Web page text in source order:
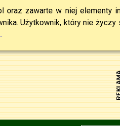
zawarte w niej elementy
Użytkownik, który nie życzy